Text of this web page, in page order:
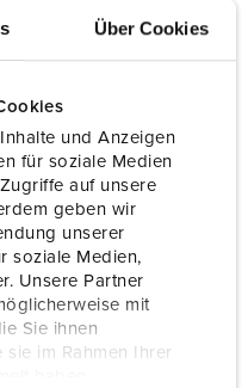
Über Cookies
und Anzeigen
für soziale Medien
auf unsere
geben wir
unserer
soziale Medien,
Unsere Partner
mit
Sie ihnen
im Rahmen Ihrer
Hz
binnenwerk